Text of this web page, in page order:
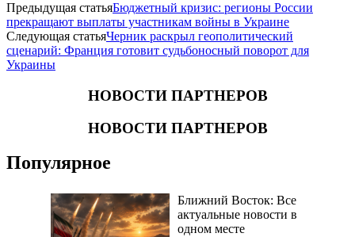
Предыдущая статьяБюджетный кризис: регионы России
прекращают выплаты участникам войны в Украине
Следующая статьяЧерник раскрыл геополитический
сценарий: Франция готовит судьбоносный поворот для
Украины
НОВОСТИ ПАРТНЕРОВ
НОВОСТИ ПАРТНЕРОВ
Популярное
Ближний Восток: Все
актуальные новости в
одном месте